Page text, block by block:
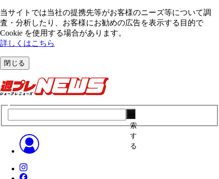
当サイトでは当社の提携先等がお客様のニーズ等について調
査・分析したり、お客様にお勧めの広告を表⽰する⽬的で
Cookie を使⽤する場合があります。
詳しくはこちら
閉じる
索
す
る